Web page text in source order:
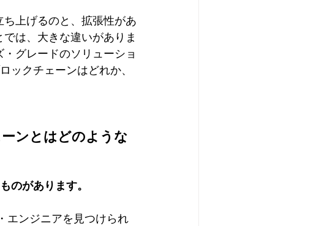
上げるのと、拡張性があ
は、大きな違いがありま
グレードのソリューショ
ックチェーンはどれか、
ンとはどのような
のがあります。
エンジニアを見つけられ